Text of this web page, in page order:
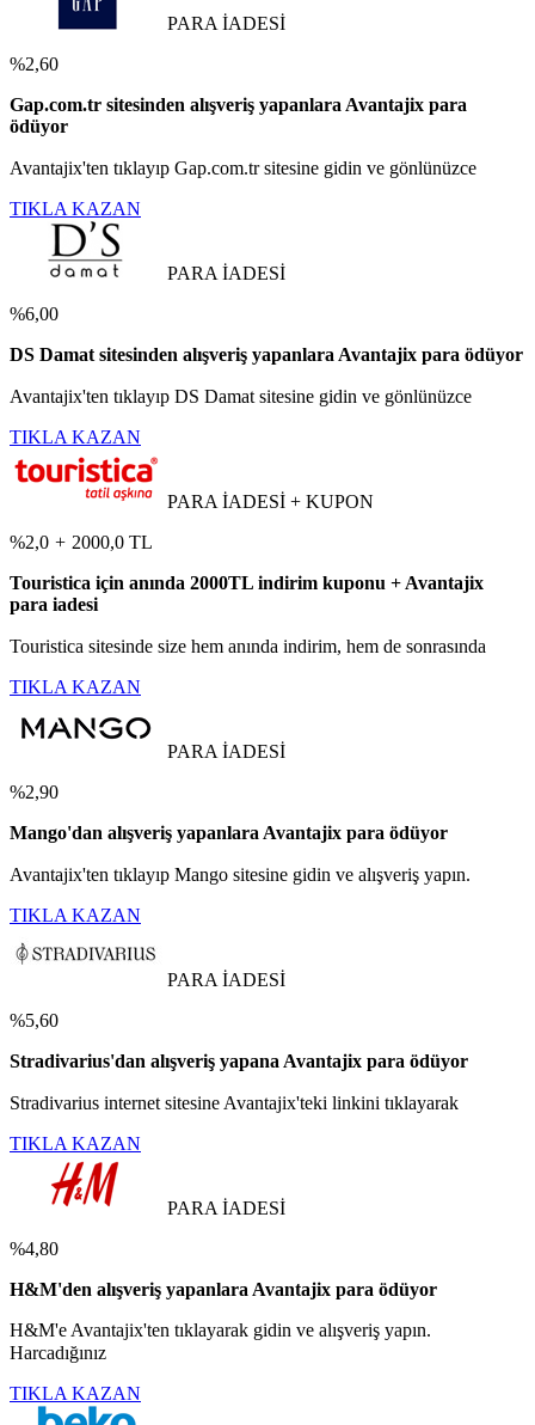
PARA İADESİ
%2,60
Gap.com.tr sitesinden alışveriş yapanlara Avantajix para
ödüyor
Avantajix'ten tıklayıp Gap.com.tr sitesine gidin ve gönlünüzce
TIKLA KAZAN
PARA İADESİ
%6,00
DS Damat sitesinden alışveriş yapanlara Avantajix para ödüyor
Avantajix'ten tıklayıp DS Damat sitesine gidin ve gönlünüzce
TIKLA KAZAN
PARA İADESİ + KUPON
%2,0 + 2000,0 TL
Touristica için anında 2000TL indirim kuponu + Avantajix
para iadesi
Touristica sitesinde size hem anında indirim, hem de sonrasında
TIKLA KAZAN
PARA İADESİ
%2,90
Mango'dan alışveriş yapanlara Avantajix para ödüyor
Avantajix'ten tıklayıp Mango sitesine gidin ve alışveriş yapın.
TIKLA KAZAN
PARA İADESİ
%5,60
Stradivarius'dan alışveriş yapana Avantajix para ödüyor
Stradivarius internet sitesine Avantajix'teki linkini tıklayarak
TIKLA KAZAN
PARA İADESİ
%4,80
H&M'den alışveriş yapanlara Avantajix para ödüyor
H&M'e Avantajix'ten tıklayarak gidin ve alışveriş yapın.
Harcadığınız
TIKLA KAZAN